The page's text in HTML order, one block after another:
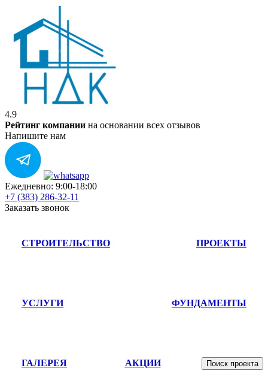
4.9
Рейтинг компании на основании всех отзывов
Напишите нам
Ежедневно: 9:00-18:00
+7 (383) 286-32-11
Заказать звонок
СТРОИТЕЛЬСТВО ПРОЕКТЫ
УСЛУГИ ФУНДАМЕНТЫ
ГАЛЕРЕЯ АКЦИИ Поиск проекта